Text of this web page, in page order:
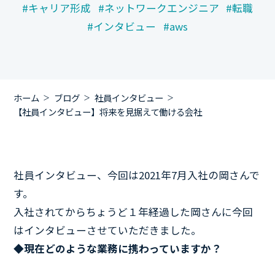
#キャリア形成 #ネットワークエンジニア #転職
#インタビュー
#aws
ホーム ブログ
社員インタビュー
【社員インタビュー】将来を見据えて働ける会社
社員インタビュー、今回は2021年7月入社の岡さんで
す。
入社されてからちょうど１年経過した岡さんに今回
はインタビューさせていただきました。
◆現在どのような業務に携わっていますか？